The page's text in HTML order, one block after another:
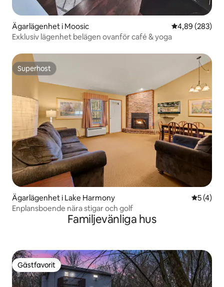
Ägarlägenhet i Moosic 4,89 av 5 i
4,89 (283)
Exklusiv lägenhet belägen ovanför café & yoga
Superhost
Superhost
Ägarlägenhet i Lake Harmony 5 av 5 i
5 (4)
Enplansboende nära stigar och golf
Familjevänliga hus
Gästfavorit
Gästfavorit